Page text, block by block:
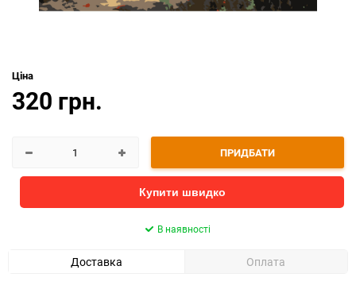
Ціна
320 грн.
ПРИДБАТИ
Купити швидко
В наявності
Доставка Оплата